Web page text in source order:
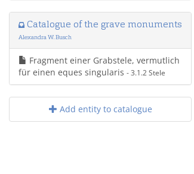
Catalogue of the grave monuments
Alexandra W. Busch
Fragment einer Grabstele, vermutlich
für einen eques singularis - 3.1.2 Stele
Add entity to catalogue